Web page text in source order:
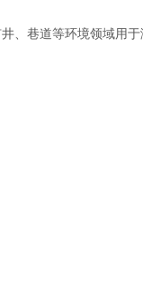
、巷道等环境领域用